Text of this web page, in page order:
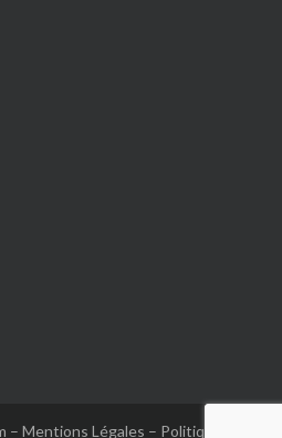
– Mentions Légales – Politique de